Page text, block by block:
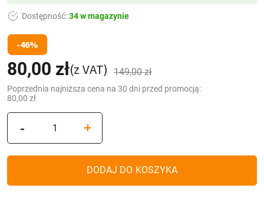
149,00zł
Pierwotna
cena
wynosiła:
149,00 zł.
80,00 zł
Aktualna
cena
wynosi:
80,00 zł.
(z VAT)
Poprzednia najniższa cena na 30 dni przed promocją:
80,00 zł
-46%
Dostępność:34 w magazynie
-
Kapliczka
+
DODAJ DO KOSZYKA